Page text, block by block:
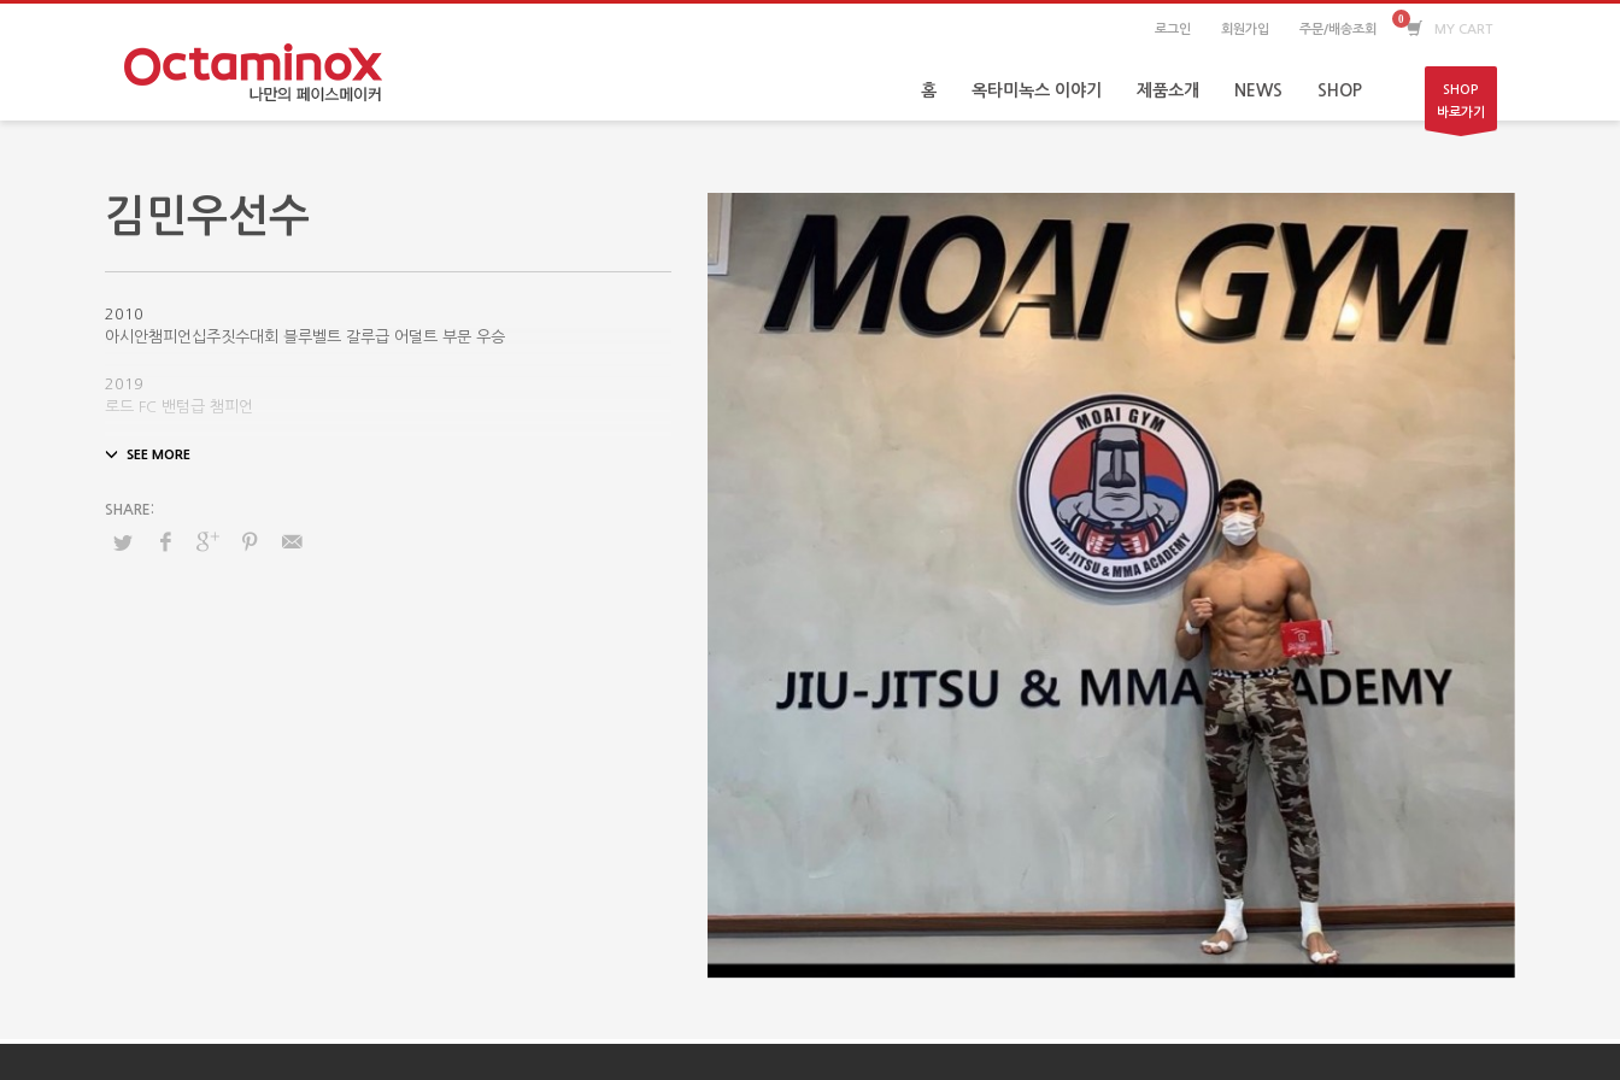
로그인 회원가입 주문/배송조회 MY CART
SHOP
바로가기
홈 옥타미녹스 이야기 제품소개 NEWS SHOP
김민우선수
2010
아시안챔피언십주짓수대회 블루벨트 갈루급 어덜트 부문 우승
2019
로드 FC 밴텀급 챔피언